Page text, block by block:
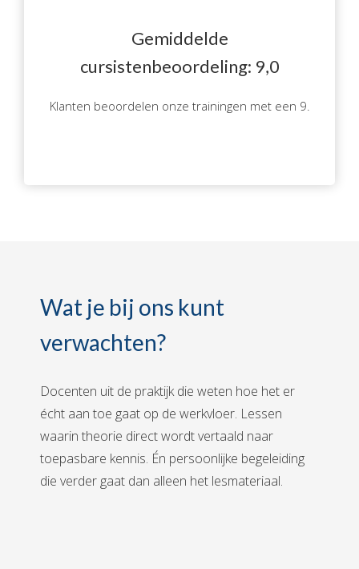
Gemiddelde
cursistenbeoordeling: 9,0
Klanten beoordelen onze trainingen met een 9.
Wat je bij ons kunt
verwachten?
Docenten uit de praktijk die weten hoe het er
écht aan toe gaat op de werkvloer. Lessen
waarin theorie direct wordt vertaald naar
toepasbare kennis. Én persoonlijke begeleiding
die verder gaat dan alleen het lesmateriaal.